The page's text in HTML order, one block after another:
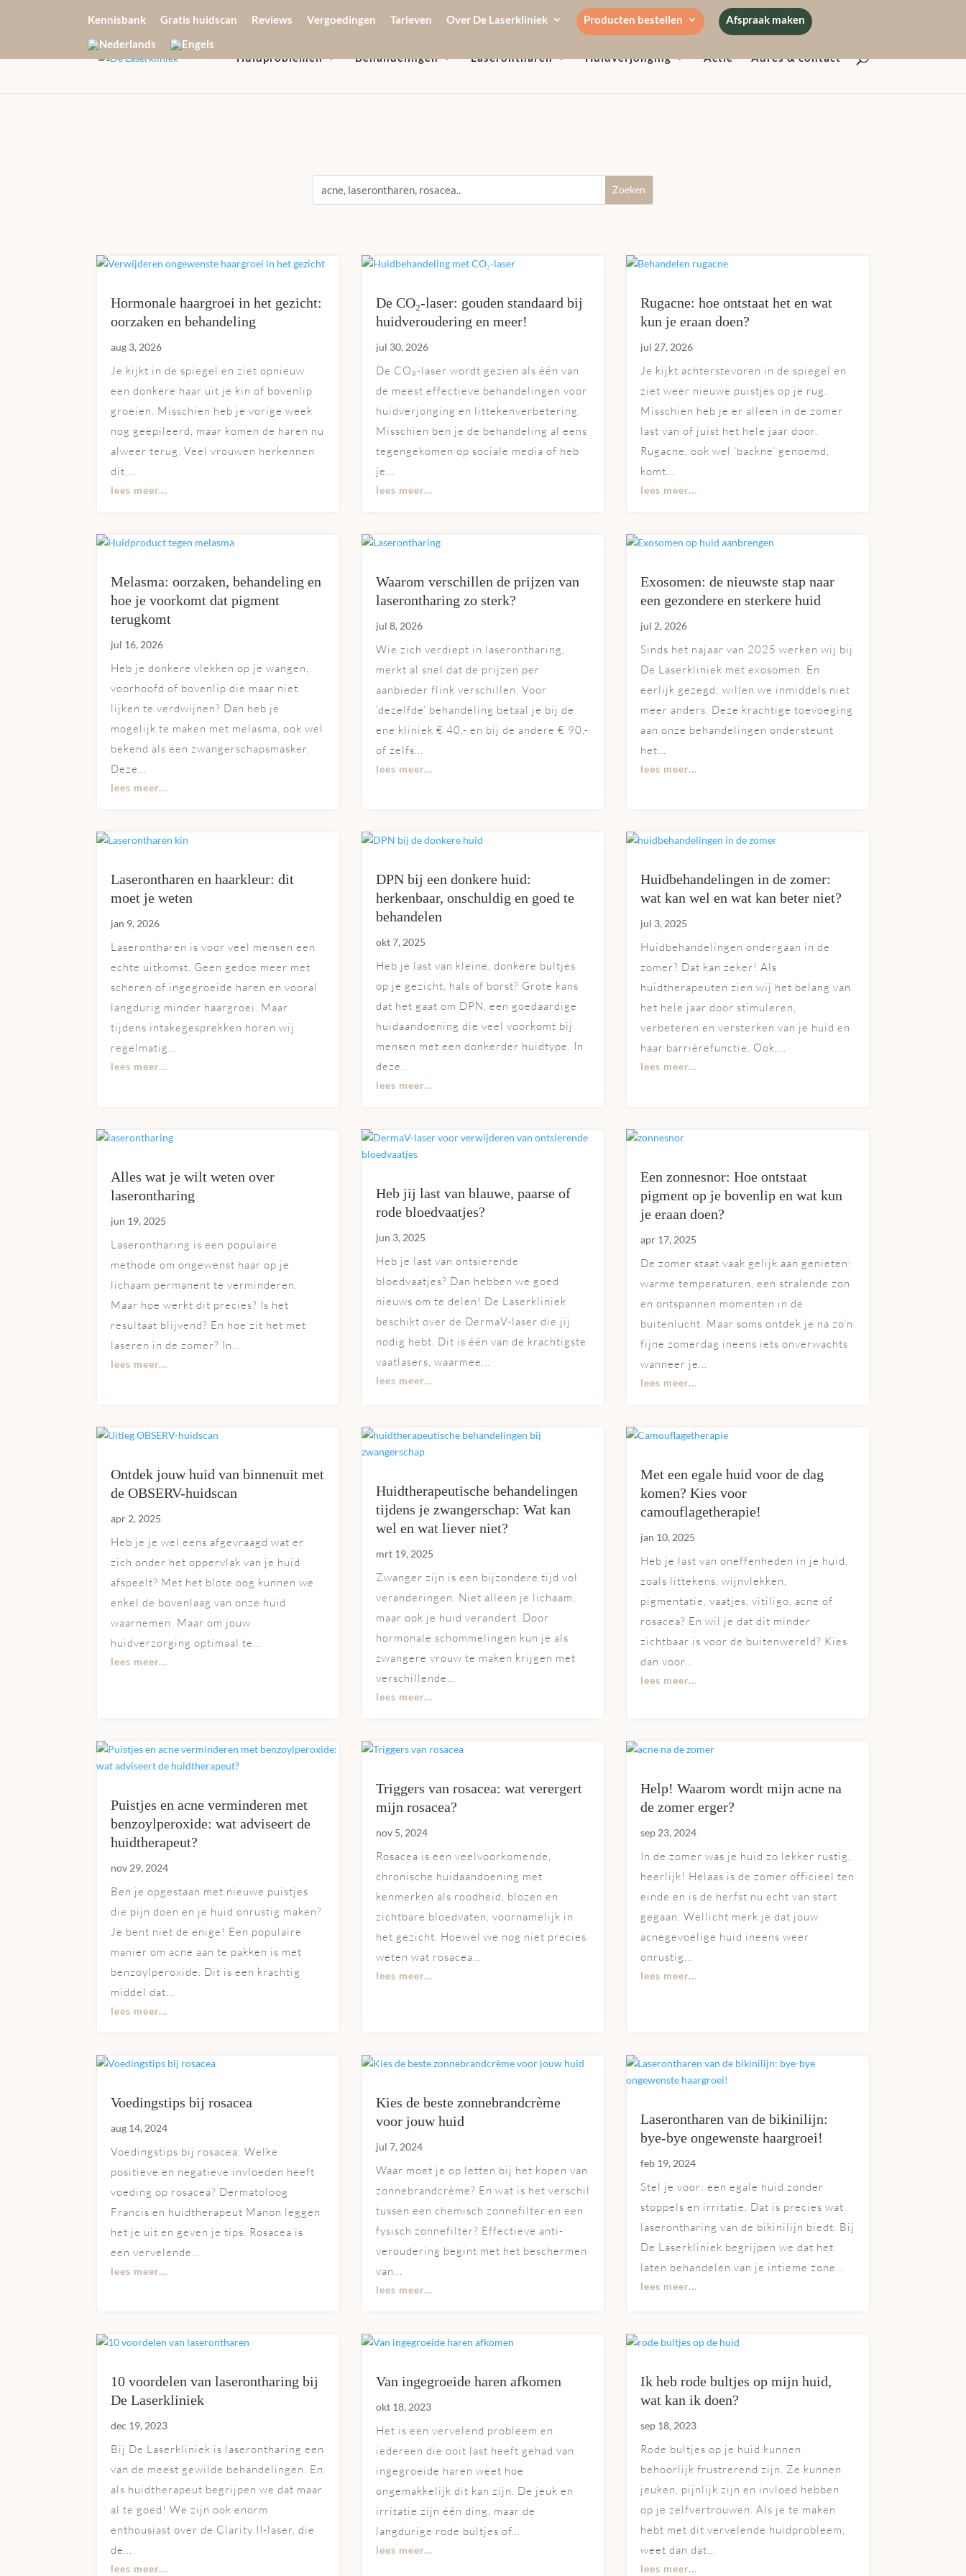
Kennisbank Gratis huidscan Reviews Vergoedingen Tarieven Over De Laserkliniek Producten bestellen Afspraak maken
Huidproblemen Behandelingen Laserontharen Huidverjonging Actie Adres & contact
Hormonale haargroei in het gezicht:
oorzaken en behandeling
aug 3, 2026
Je kijkt in de spiegel en ziet opnieuw
een donkere haar uit je kin of bovenlip
groeien. Misschien heb je vorige week
nog geëpileerd, maar komen de haren nu
alweer terug. Veel vrouwen herkennen
dit,...
lees meer...
De CO₂-laser: gouden standaard bij
huidveroudering en meer!
jul 30, 2026
De CO₂-laser wordt gezien als één van
de meest effectieve behandelingen voor
huidverjonging en littekenverbetering.
Misschien ben je de behandeling al eens
tegengekomen op sociale media of heb
je...
lees meer...
Rugacne: hoe ontstaat het en wat
kun je eraan doen?
jul 27, 2026
Je kijkt achterstevoren in de spiegel en
ziet weer nieuwe puistjes op je rug.
Misschien heb je er alleen in de zomer
last van of juist het hele jaar door.
Rugacne, ook wel ‘backne’ genoemd,
komt...
lees meer...
Melasma: oorzaken, behandeling en
hoe je voorkomt dat pigment
terugkomt
jul 16, 2026
Heb je donkere vlekken op je wangen,
voorhoofd of bovenlip die maar niet
lijken te verdwijnen? Dan heb je
mogelijk te maken met melasma, ook wel
bekend als een zwangerschapsmasker.
Deze...
lees meer...
Waarom verschillen de prijzen van
laserontharing zo sterk?
jul 8, 2026
Wie zich verdiept in laserontharing,
merkt al snel dat de prijzen per
aanbieder flink verschillen. Voor
‘dezelfde’ behandeling betaal je bij de
ene kliniek € 40,- en bij de andere € 90,-
of zelfs...
lees meer...
Exosomen: de nieuwste stap naar
een gezondere en sterkere huid
jul 2, 2026
Sinds het najaar van 2025 werken wij bij
De Laserkliniek met exosomen. En
eerlijk gezegd: willen we inmiddels niet
meer anders. Deze krachtige toevoeging
aan onze behandelingen ondersteunt
het...
lees meer...
Laserontharen en haarkleur: dit
moet je weten
jan 9, 2026
Laserontharen is voor veel mensen een
echte uitkomst. Geen gedoe meer met
scheren of ingegroeide haren en vooral
langdurig minder haargroei. Maar
tijdens intakegesprekken horen wij
regelmatig...
lees meer...
DPN bij een donkere huid:
herkenbaar, onschuldig en goed te
behandelen
okt 7, 2025
Heb je last van kleine, donkere bultjes
op je gezicht, hals of borst? Grote kans
dat het gaat om DPN, een goedaardige
huidaandoening die veel voorkomt bij
mensen met een donkerder huidtype. In
deze...
lees meer...
Huidbehandelingen in de zomer:
wat kan wel en wat kan beter niet?
jul 3, 2025
Huidbehandelingen ondergaan in de
zomer? Dat kan zeker! Als
huidtherapeuten zien wij het belang van
het hele jaar door stimuleren,
verbeteren en versterken van je huid en
haar barrièrefunctie. Ook,...
lees meer...
Alles wat je wilt weten over
laserontharing
jun 19, 2025
Laserontharing is een populaire
methode om ongewenst haar op je
lichaam permanent te verminderen.
Maar hoe werkt dit precies? Is het
resultaat blijvend? En hoe zit het met
laseren in de zomer? In...
lees meer...
Heb jij last van blauwe, paarse of
rode bloedvaatjes?
jun 3, 2025
Heb je last van ontsierende
bloedvaatjes? Dan hebben we goed
nieuws om te delen! De Laserkliniek
beschikt over de DermaV-laser die jij
nodig hebt. Dit is één van de krachtigste
vaatlasers, waarmee...
lees meer...
Een zonnesnor: Hoe ontstaat
pigment op je bovenlip en wat kun
je eraan doen?
apr 17, 2025
De zomer staat vaak gelijk aan genieten:
warme temperaturen, een stralende zon
en ontspannen momenten in de
buitenlucht. Maar soms ontdek je na zo’n
fijne zomerdag ineens iets onverwachts
wanneer je...
lees meer...
Ontdek jouw huid van binnenuit met
de OBSERV-huidscan
apr 2, 2025
Heb je je wel eens afgevraagd wat er
zich onder het oppervlak van je huid
afspeelt? Met het blote oog kunnen we
enkel de bovenlaag van onze huid
waarnemen. Maar om jouw
huidverzorging optimaal te...
lees meer...
Huidtherapeutische behandelingen
tijdens je zwangerschap: Wat kan
wel en wat liever niet?
mrt 19, 2025
Zwanger zijn is een bijzondere tijd vol
veranderingen. Niet alleen je lichaam,
maar ook je huid verandert. Door
hormonale schommelingen kun je als
zwangere vrouw te maken krijgen met
verschillende...
lees meer...
Met een egale huid voor de dag
komen? Kies voor
camouflagetherapie!
jan 10, 2025
Heb je last van oneffenheden in je huid,
zoals littekens, wijnvlekken,
pigmentatie, vaatjes, vitiligo, acne of
rosacea? En wil je dat dit minder
zichtbaar is voor de buitenwereld? Kies
dan voor...
lees meer...
Puistjes en acne verminderen met
benzoylperoxide: wat adviseert de
huidtherapeut?
nov 29, 2024
Ben je opgestaan met nieuwe puistjes
die pijn doen en je huid onrustig maken?
Je bent niet de enige! Een populaire
manier om acne aan te pakken is met
benzoylperoxide. Dit is een krachtig
middel dat...
lees meer...
Triggers van rosacea: wat verergert
mijn rosacea?
nov 5, 2024
Rosacea is een veelvoorkomende,
chronische huidaandoening met
kenmerken als roodheid, blozen en
zichtbare bloedvaten, voornamelijk in
het gezicht. Hoewel we nog niet precies
weten wat rosacea...
lees meer...
Help! Waarom wordt mijn acne na
de zomer erger?
sep 23, 2024
In de zomer was je huid zo lekker rustig,
heerlijk! Helaas is de zomer officieel ten
einde en is de herfst nu echt van start
gegaan. Wellicht merk je dat jouw
acnegevoelige huid ineens weer
onrustig...
lees meer...
Voedingstips bij rosacea
aug 14, 2024
Voedingstips bij rosacea: Welke
positieve en negatieve invloeden heeft
voeding op rosacea? Dermatoloog
Francis en huidtherapeut Manon leggen
het je uit en geven je tips. Rosacea is
een vervelende...
lees meer...
Kies de beste zonnebrandcrème
voor jouw huid
jul 7, 2024
Waar moet je op letten bij het kopen van
zonnebrandcrème? En wat is het verschil
tussen een chemisch zonnefilter en een
fysisch zonnefilter? Effectieve anti-
veroudering begint met het beschermen
van...
lees meer...
Laserontharen van de bikinilijn:
bye-bye ongewenste haargroei!
feb 19, 2024
Stel je voor: een egale huid zonder
stoppels en irritatie. Dat is precies wat
laserontharing van de bikinilijn biedt. Bij
De Laserkliniek begrijpen we dat het
laten behandelen van je intieme zone...
lees meer...
10 voordelen van laserontharing bij
De Laserkliniek
dec 19, 2023
Bij De Laserkliniek is laserontharing een
van de meest gewilde behandelingen. En
als huidtherapeut begrijpen we dat maar
al te goed! We zijn ook enorm
enthousiast over de Clarity II-laser, die
de...
lees meer...
Van ingegroeide haren afkomen
okt 18, 2023
Het is een vervelend probleem en
iedereen die ooit last heeft gehad van
ingegroeide haren weet hoe
ongemakkelijk dit kan zijn. De jeuk en
irritatie zijn één ding, maar de
langdurige rode bultjes of...
lees meer...
Ik heb rode bultjes op mijn huid,
wat kan ik doen?
sep 18, 2023
Rode bultjes op je huid kunnen
behoorlijk frustrerend zijn. Ze kunnen
jeuken, pijnlijk zijn en invloed hebben
op je zelfvertrouwen. Als je te maken
hebt met dit vervelende huidprobleem,
weet dan dat...
lees meer...